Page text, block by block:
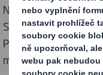
Nevíte, kam za
Společnost DS Smith
Pivovar připravila
město“.